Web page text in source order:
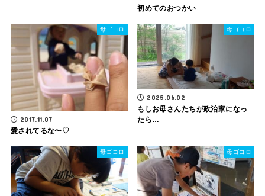
初めてのおつかい
母ゴコロ
2017.11.07
愛されてるな〜♡
母ゴコロ
2025.06.02
もしお母さんたちが政治家になっ
たら…
母ゴコロ 母ゴコロ